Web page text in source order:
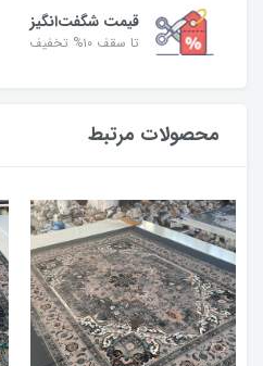
قیمت شگفت‌انگیز
تا سقف ۱۰% تخفیف
محصولات مرتبط